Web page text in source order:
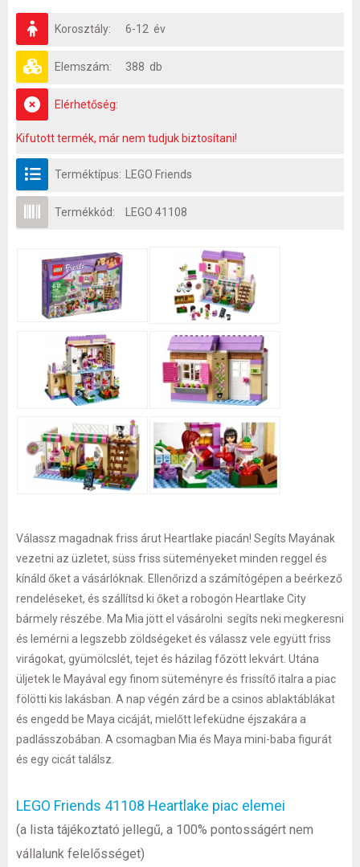
Korosztály: 6-12 év
Elemszám: 388 db
Elérhetőség:
Kifutott termék, már nem tudjuk biztosítani!
Terméktípus: LEGO Friends
Termékkód: LEGO 41108
Válassz magadnak friss árut Heartlake piacán! Segíts Mayának
vezetni az üzletet, süss friss süteményeket minden reggel és
kínáld őket a vásárlóknak. Ellenőrizd a számítógépen a beérkező
rendeléseket, és szállítsd ki őket a robogón Heartlake City
bármely részébe. Ma Mia jött el vásárolni  segíts neki megkeresni
és lemérni a legszebb zöldségeket és válassz vele együtt friss
virágokat, gyümölcslét, tejet és házilag főzött lekvárt. Utána
üljetek le Mayával egy finom süteményre és frissítő italra a piac
fölötti kis lakásban. A nap végén zárd be a csinos ablaktáblákat
és engedd be Maya cicáját, mielőtt lefeküdne éjszakára a
padlásszobában. A csomagban Mia és Maya mini-baba figurát
és egy cicát találsz.
LEGO Friends 41108 Heartlake piac elemei
(a lista tájékoztató jellegű, a 100% pontosságért nem
vállalunk felelősséget)